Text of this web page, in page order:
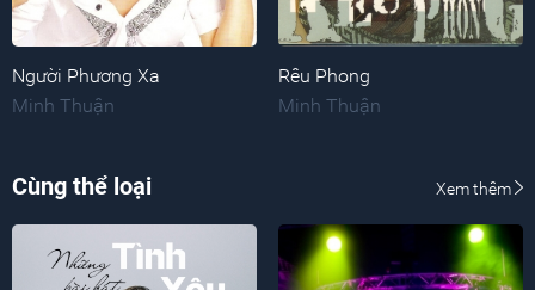
Người Phương Xa
Minh Thuận
Rêu Phong
Minh Thuận
Cùng thể loại Xem thêm